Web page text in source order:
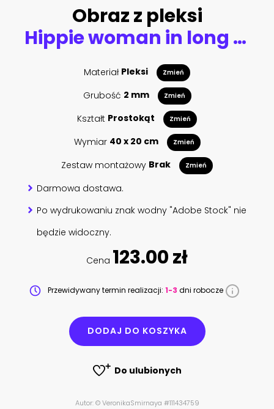
Obraz z pleksi
Hippie woman in long pink skirt walking near big cactuses
Materiał Pleksi Zmień
Grubość 2 mm Zmień
Kształt Prostokąt Zmień
Wymiar 40 x 20 cm Zmień
Zestaw montażowy Brak Zmień
Darmowa dostawa.
Po wydrukowaniu znak wodny "Adobe Stock" nie
będzie widoczny.
Cena 123.00 zł
Przewidywany termin realizacji: 1-3 dni robocze
DODAJ DO KOSZYKA
Do ulubionych
Autor: © VeronikaSmirnaya #111434759